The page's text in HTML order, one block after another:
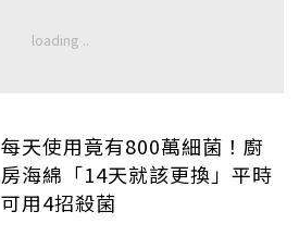
每天使用竟有800萬細菌！廚
房海綿「14天就該更換」平時
可用4招殺菌